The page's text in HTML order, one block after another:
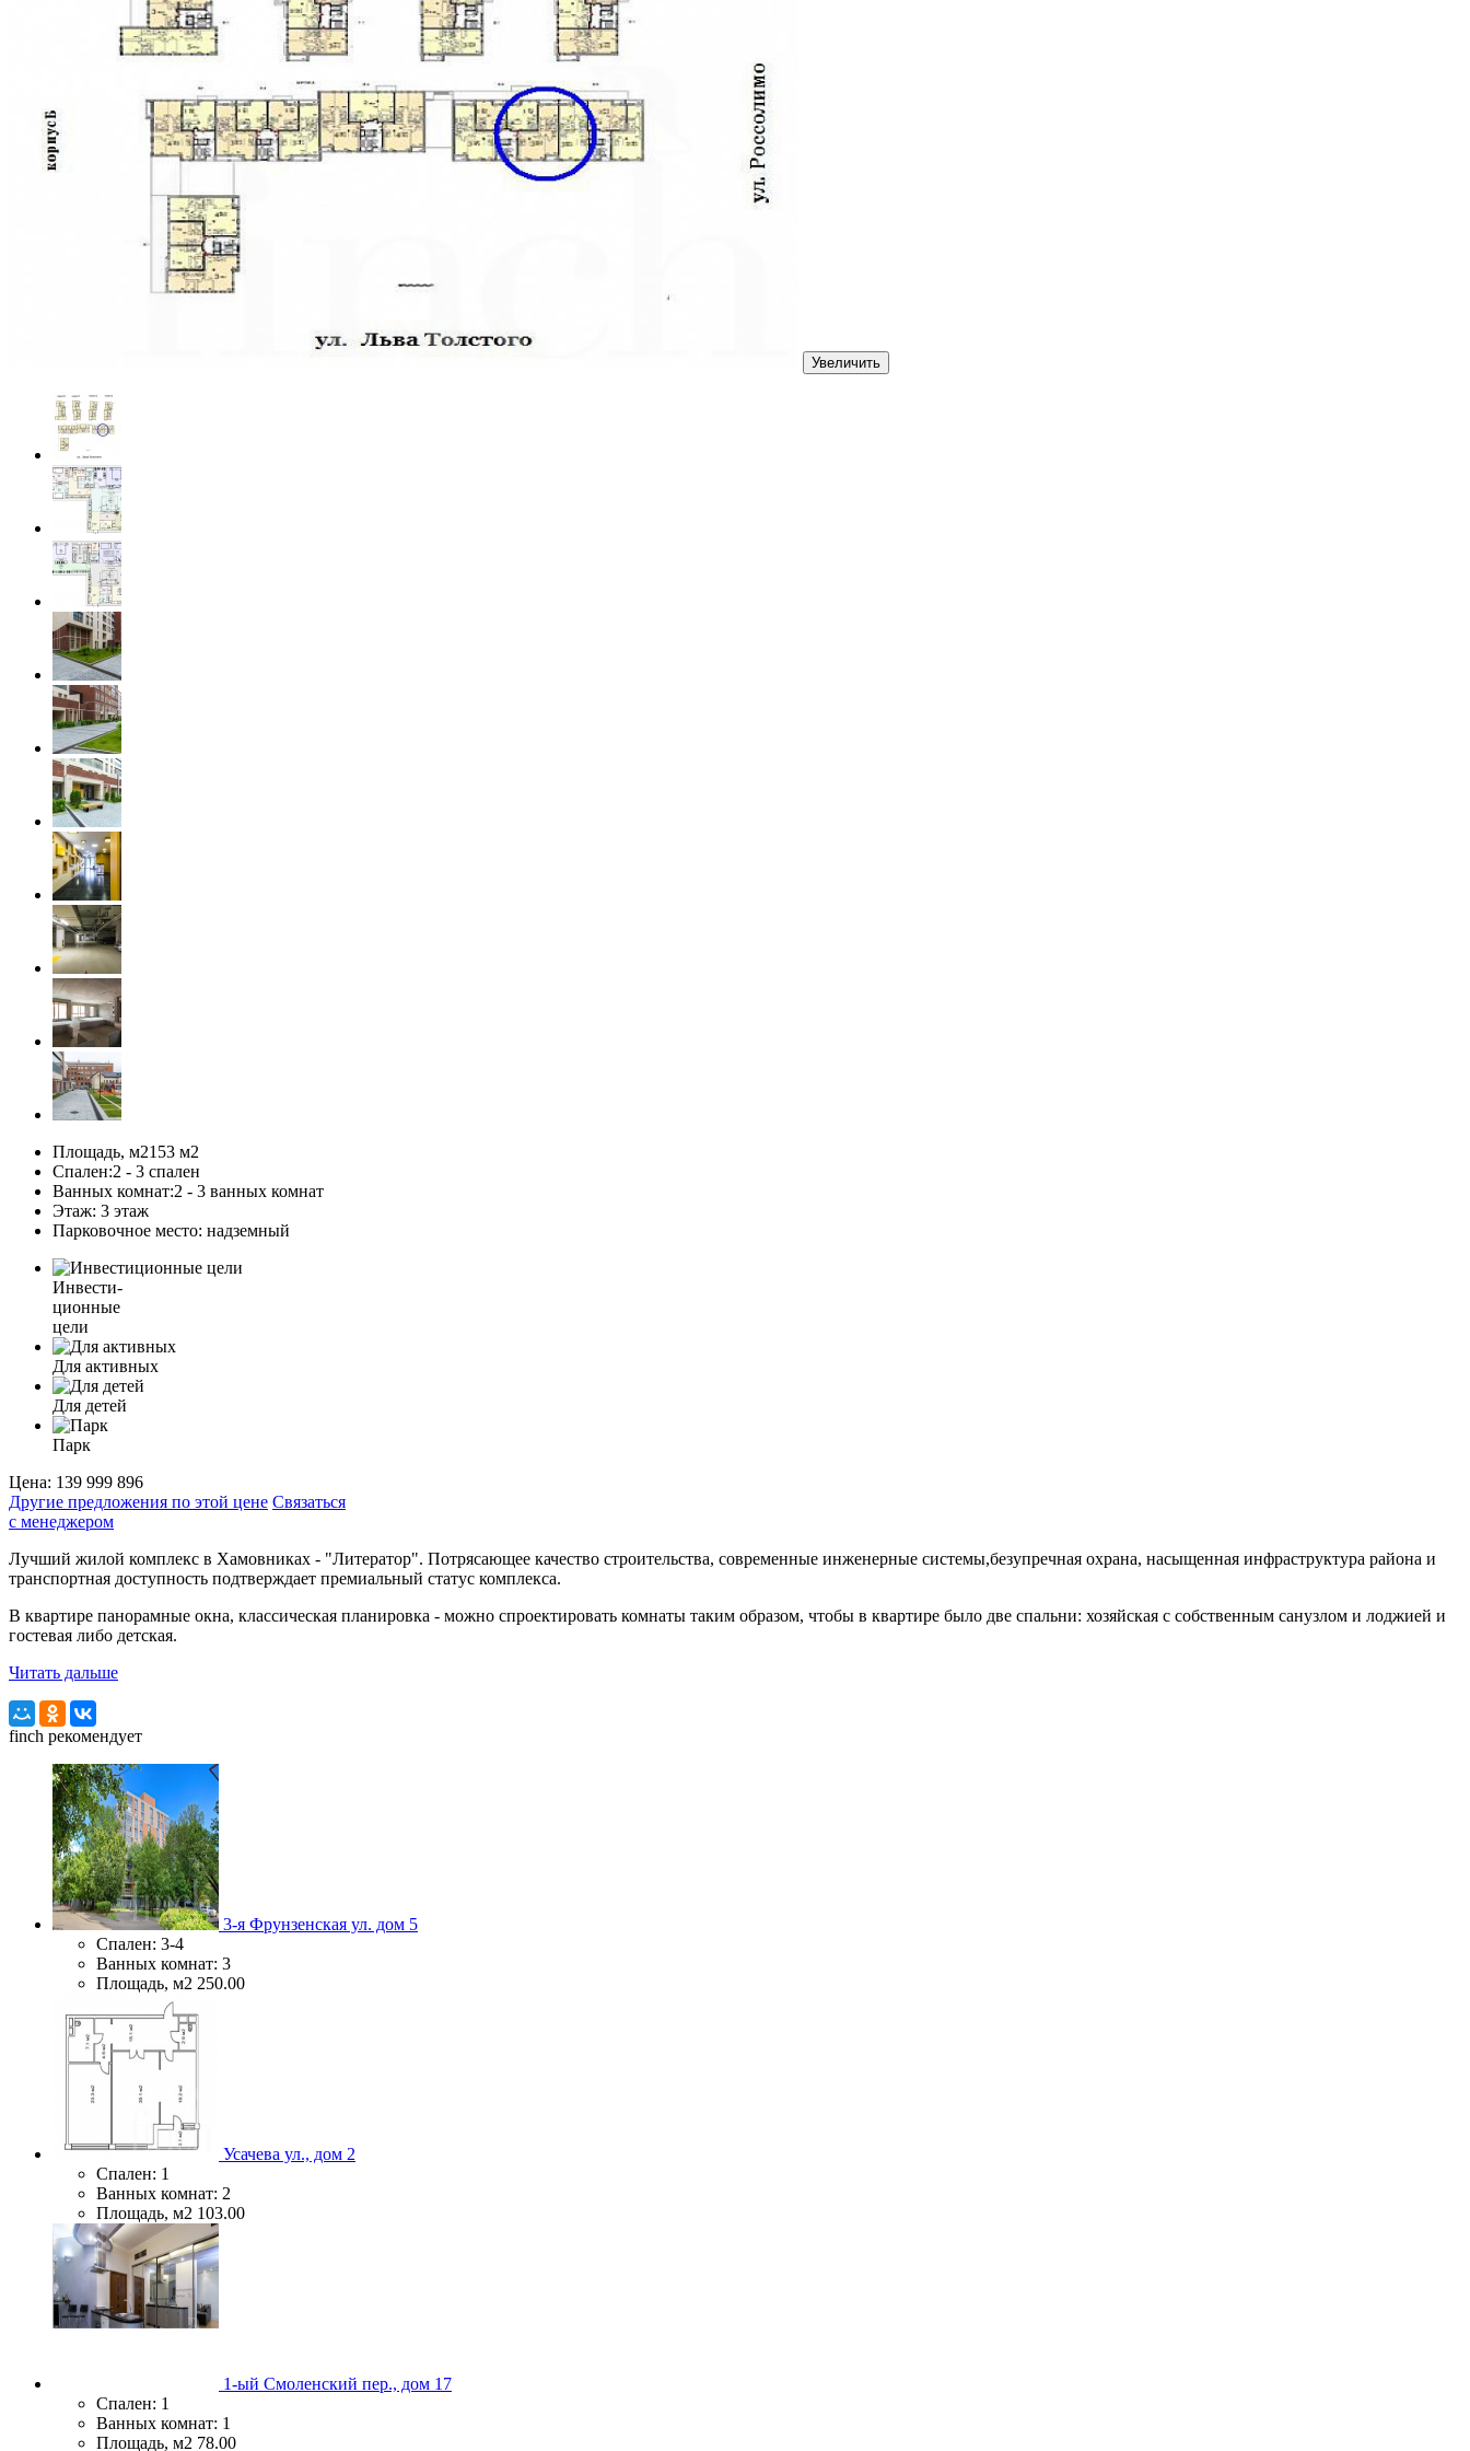
Увеличить
Площадь, м2153 м2
Спален:2 - 3 спален
Ванных комнат:2 - 3 ванных комнат
Этаж: 3 этаж
Парковочное место: надземный
Инвести-
ционные
цели
Для активных
Для детей
Парк
Цена: 139 999 896
Другие предложения по этой цене Связаться
с менеджером
Лучший жилой комплекс в Хамовниках - "Литератор". Потрясающее качество строительства, современные инженерные системы,безупречная охрана, насыщенная инфраструктура района и
транспортная доступность подтверждает премиальный статус комплекса.
В квартире панорамные окна, классическая планировка - можно спроектировать комнаты таким образом, чтобы в квартире было две спальни: хозяйская с собственным санузлом и лоджией и
гостевая либо детская.
Читать дальше
finch рекомендует
3-я Фрунзенская ул. дом 5
Спален: 3-4
Ванных комнат: 3
Площадь, м2 250.00
Усачева ул., дом 2
Спален: 1
Ванных комнат: 2
Площадь, м2 103.00
1-ый Смоленский пер., дом 17
Спален: 1
Ванных комнат: 1
Площадь, м2 78.00